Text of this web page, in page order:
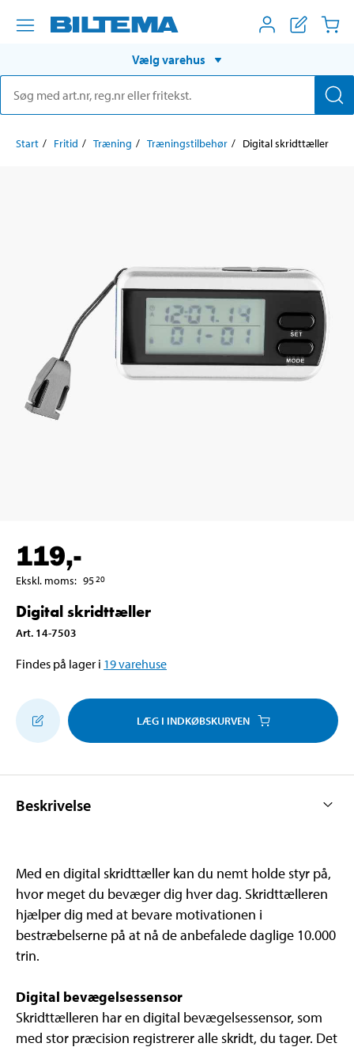
Vælg varehus
Start Fritid Træning Træningstilbehør Digital skridttæller
119,-
Ekskl. moms: 9520
Digital skridttæller
Art. 14-7503
Findes på lager i 19varehuse
LÆG I INDKØBSKURVEN
Beskrivelse
Med en digital skridttæller kan du nemt holde styr på,
hvor meget du bevæger dig hver dag. Skridttælleren
hjælper dig med at bevare motivationen i
bestræbelserne på at nå de anbefalede daglige 10.000
trin.
Digital bevægelsessensor
Skridttælleren har en digital bevægelsessensor, som
med stor præcision registrerer alle skridt, du tager. Det